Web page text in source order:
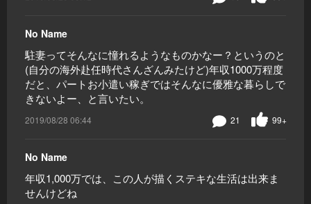
No Name
駐妻ってそんなに憧れるようなものかなー？というのと
(自分の海外赴任時代さんざんみたけど)年収1000万程度
だと、パートお小遣い稼ぎではそんなに優雅な暮らしで
きないよー、と言いたい。
2019/08/28 06:44 99+
21
No Name
年収1,000万では、この人が描くステキな生活は出来ま
せんけどね